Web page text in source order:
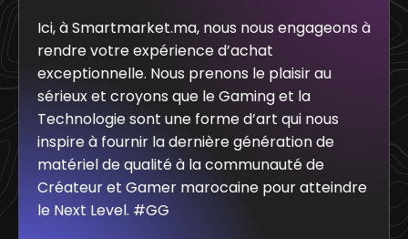
Ici, à Smartmarket.ma, nous nous engageons à
rendre votre expérience d’achat
exceptionnelle. Nous prenons le plaisir au
sérieux et croyons que le Gaming et la
Technologie sont une forme d’art qui nous
inspire à fournir la dernière génération de
matériel de qualité à la communauté de
Créateur et Gamer marocaine pour atteindre
le Next Level. #GG